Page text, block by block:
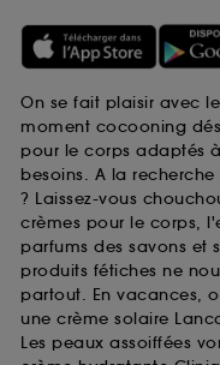
On se fait plaisir avec
moment cocooning
pour le corps adaptés
besoins. A la
? Laissez-vous
crèmes pour le corps,
parfums des savons et
produits fétiches ne
partout. En vacances,
une crème solaire
Les peaux assoiffées